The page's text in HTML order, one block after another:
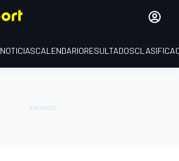
NOTICIASCALENDARIORESULTADOS